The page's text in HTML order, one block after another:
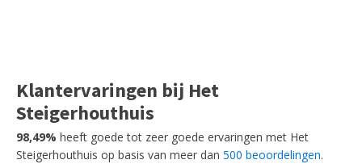
Klantervaringen bij Het
Steigerhouthuis
98,49% heeft goede tot zeer goede ervaringen met Het
Steigerhouthuis op basis van meer dan 500 beoordelingen.